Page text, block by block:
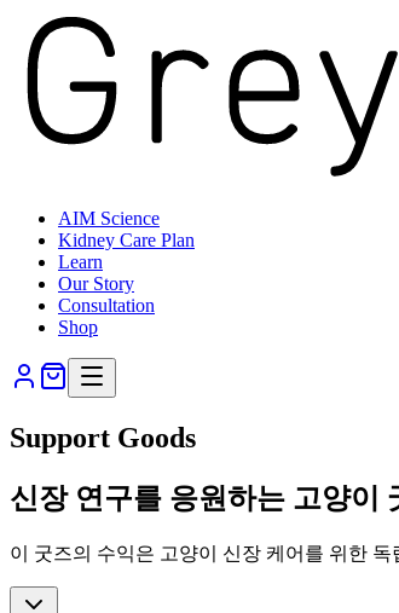
AIM Science
Kidney Care Plan
Learn
Our Story
Consultation
Shop
Support Goods
신장 연구를 응원하는 고양이
이 굿즈의 수익은 고양이 신장 케어를 위한